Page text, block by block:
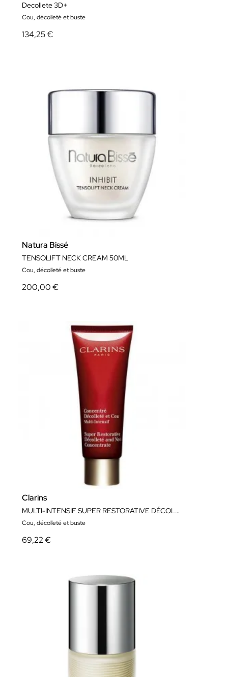
Decollete 3D+
Cou, décolleté et buste
134,25 €
Natura Bissé
TENSOLIFT NECK CREAM 50ML
Cou, décolleté et buste
200,00 €
Clarins
MULTI-INTENSIF SUPER RESTORATIVE DÉCOLLETÉ ET COU
Cou, décolleté et buste
69,22 €